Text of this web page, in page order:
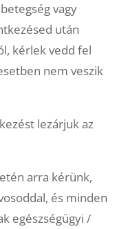
vagy
után
kérlek vedd fel
nem veszik
lezárjuk az
arra kérünk,
és minden
egészségügyi /